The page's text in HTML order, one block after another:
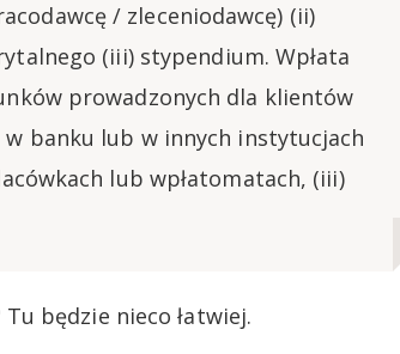
/ zleceniodawcę) (ii)
(iii) stypendium. Wpłata
prowadzonych dla klientów
banku lub w innych instytucjach
lub wpłatomatach, (iii)
będzie nieco łatwiej.